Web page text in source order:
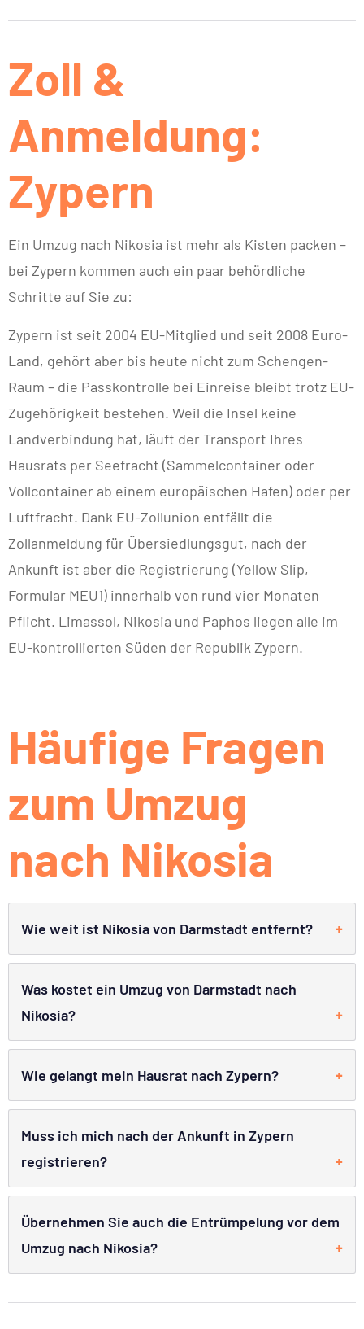
Zoll &
Anmeldung:
Zypern
Ein Umzug nach Nikosia ist mehr als Kisten packen –
bei Zypern kommen auch ein paar behördliche
Schritte auf Sie zu:
Zypern ist seit 2004 EU-Mitglied und seit 2008 Euro-
Land, gehört aber bis heute nicht zum Schengen-
Raum – die Passkontrolle bei Einreise bleibt trotz EU-
Zugehörigkeit bestehen. Weil die Insel keine
Landverbindung hat, läuft der Transport Ihres
Hausrats per Seefracht (Sammelcontainer oder
Vollcontainer ab einem europäischen Hafen) oder per
Luftfracht. Dank EU-Zollunion entfällt die
Zollanmeldung für Übersiedlungsgut, nach der
Ankunft ist aber die Registrierung (Yellow Slip,
Formular MEU1) innerhalb von rund vier Monaten
Pflicht. Limassol, Nikosia und Paphos liegen alle im
EU-kontrollierten Süden der Republik Zypern.
Häufige Fragen
zum Umzug
nach Nikosia
Wie weit ist Nikosia von Darmstadt entfernt?
Was kostet ein Umzug von Darmstadt nach
Nikosia?
Wie gelangt mein Hausrat nach Zypern?
Muss ich mich nach der Ankunft in Zypern
registrieren?
Übernehmen Sie auch die Entrümpelung vor dem
Umzug nach Nikosia?